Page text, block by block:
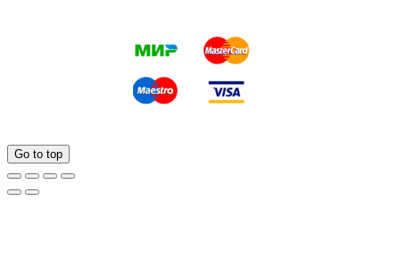
Go to top